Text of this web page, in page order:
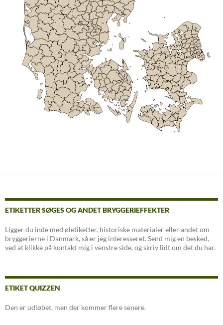
ETIKETTER SØGES OG ANDET BRYGGERIEFFEKTER
Ligger du inde med øletiketter, historiske materialer eller andet om
bryggerierne i Danmark, så er jeg interesseret. Send mig en besked,
ved at klikke på kontakt mig i venstre side, og skriv lidt om det du har.
ETIKET QUIZZEN
Den er udløbet, men der kommer flere senere.